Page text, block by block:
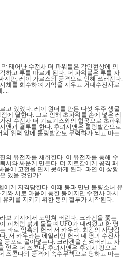
막 태어난 수전사 더 파워블은 각인현상에 의
하고 루를 따르게 된다. 더 파워블은 루를 자
지만, 레이 가르스의 공격으로 인해 쓰러진다.
체를 회수하여 기억을 지우고 거대수전사로
….
고 있었다. 레이 원더를 만든 다섯 우주 생물
에 달한다. 그로 인해 초파워를 손에 넣은 레
진 수전사 더 기르기스와의 협공으로 초파워
맨과 결투를 한다. 후뢰시맨은 롤링발칸으로
위력 앞에 롤링발칸도 무력화가 되고 마는
의 유전자를 채취한다. 이 유전자를 통해 수
시와 싸운게 만든다. 더 지르갈에게 공격 패
움에 고전을 면치 못하게 된다. 과연 이 상황
있을 것인가?
에게 저격당한다. 이때 붕과 만난 불량소녀 유
키와 서로 마음이 통한 붕이지만 수전사 마시
키를 지키기 위한 붕의 혈투가 시작된다.
보 기지에서 도망쳐 버린다. 크라겐을 쫓는
피처럼 붉게 물들며 UFO가 내려왔고 한 명
바로 암흑의 헌터 서 카우라. 최강의 사냥감
. 서 카우라는 에일리언 헌터 네 명과 수전사
공포로 몰아넣는다. 크라겐을 삼켜버리고 자
얻은 더 즈콘다. 후뢰시맨은 후뢰시 킹으로
즈콘다의 공격에 속수무책으로 당하고 마는